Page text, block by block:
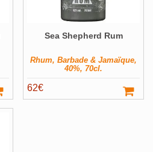
Voir ▼
Voir ▼
Sea Shepherd Rum
Rhum, Barbade & Jamaïque,
40%, 70cl.
62€